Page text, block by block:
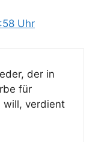
Uhr
der in
für
will, verdient